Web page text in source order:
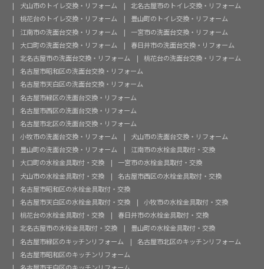
犬山市のトイレ交換・リフォーム
北名古屋市のトイレ交換・リフォーム
桃花台のトイレ交換・リフォーム
豊山町のトイレ交換・リフォーム
江南市の洗面台交換・リフォーム
一宮市の洗面台交換・リフォーム
大口町の洗面台交換・リフォーム
春日井市の洗面台交換・リフォーム
北名古屋市の洗面台交換・リフォーム
桃花台の洗面台交換・リフォーム
名古屋市昭和区の洗面台交換・リフォーム
名古屋市天白区の洗面台交換・リフォーム
名古屋市緑区の洗面台交換・リフォーム
名古屋市西区の洗面台交換・リフォーム
名古屋市北区の洗面台交換・リフォーム
小牧市の洗面台交換・リフォーム
犬山市の洗面台交換・リフォーム
豊山町の洗面台交換・リフォーム
江南市の水栓金具取付・交換
大口町の水栓金具取付・交換
一宮市の水栓金具取付・交換
犬山市の水栓金具取付・交換
名古屋市西区の水栓金具取付・交換
名古屋市昭和区の水栓金具取付・交換
名古屋市天白区の水栓金具取付・交換
小牧市の水栓金具取付・交換
桃花台の水栓金具取付・交換
春日井市の水栓金具取付・交換
北名古屋市の水栓金具取付・交換
豊山町の水栓金具取付・交換
名古屋市緑区のキッチンリフォーム
名古屋市北区のキッチンリフォーム
名古屋市昭和区のキッチンリフォーム